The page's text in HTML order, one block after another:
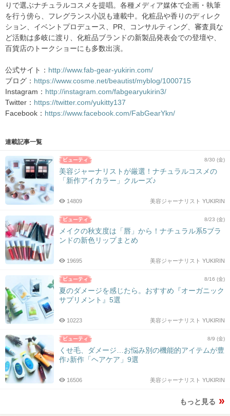
りで選ぶナチュラルコスメを提唱。各種メディア媒体で企画・執筆
を行う傍ら、フレグランス小説も連載中。化粧品や香りのディレク
ション、イベントプロデュース、PR、コンサルティング、審査員な
ど活動は多岐に渡り、化粧品ブランドの新製品発表会での登壇や、
百貨店のトークショーにも多数出演。
公式サイト： http://www.fab-gear-yukirin.com/
ブログ： https://www.cosme.net/beautist/myblog/1000715
Instagram： http://instagram.com/fabgearyukirin3/
Twitter： https://twitter.com/yukitty137
Facebook： https://www.facebook.com/FabGearYkn/
連載記事一覧
8/30 (金)
美容ジャーナリストが厳選！ナチュラルコスメの
「新作アイカラー」クルーズ♪
美容ジャーナリスト YUKIRIN
14809
8/23 (金)
メイクの秋支度は「唇」から！ナチュラル系5ブラ
ンドの新色リップまとめ
美容ジャーナリスト YUKIRIN
19695
8/16 (金)
夏のダメージを感じたら。おすすめ『オーガニック
サプリメント』5選
美容ジャーナリスト YUKIRIN
10223
8/9 (金)
くせ毛、ダメージ…お悩み別の機能的アイテムが豊
作♪新作「ヘアケア」9選
美容ジャーナリスト YUKIRIN
16506
もっと見る